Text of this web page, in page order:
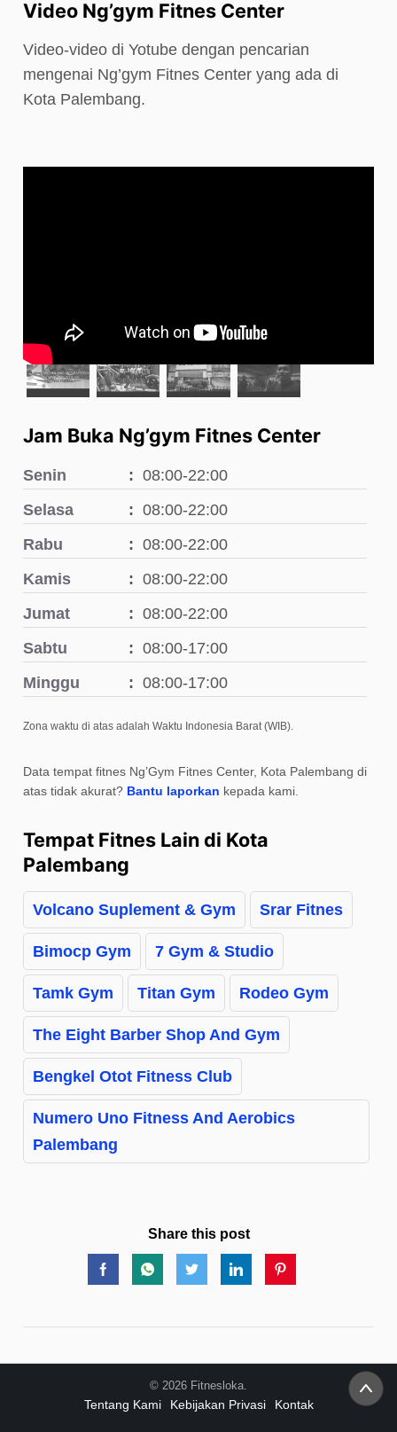
Video Ng’gym Fitnes Center
Video-video di Yotube dengan pencarian
mengenai Ng’gym Fitnes Center yang ada di
Kota Palembang.
Jam Buka Ng’gym Fitnes Center
Senin
08:00-22:00
Selasa
08:00-22:00
Rabu
08:00-22:00
Kamis
08:00-22:00
Jumat
08:00-22:00
Sabtu
08:00-17:00
Minggu
08:00-17:00
Zona waktu di atas adalah Waktu Indonesia Barat (WIB).
Data tempat fitnes Ng’Gym Fitnes Center, Kota Palembang di
atas tidak akurat? Bantu laporkan kepada kami.
Tempat Fitnes Lain di Kota
Palembang
Volcano Suplement & Gym Srar Fitnes
Bimocp Gym 7 Gym & Studio
Tamk Gym Titan Gym Rodeo Gym
The Eight Barber Shop And Gym
Bengkel Otot Fitness Club
Numero Uno Fitness And Aerobics
Palembang
Share this post
© 2026 Fitnesloka.
Tentang Kami Kebijakan Privasi Kontak